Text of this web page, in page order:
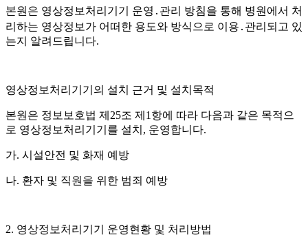
본원은 영상정보처리기기 운영․관리 방침을 통해 병원에서 처
리하는 영상정보가 어떠한 용도와 방식으로 이용․관리되고 있
는지 알려드립니다.
영상정보처리기기의 설치 근거 및 설치목적
본원은 정보보호법 제 25조 제 1 항에 따라 다음과 같은 목적으
로 영상정보처리기기를 설치 , 운영합니다.
가. 시설안전 및 화재 예방
나. 환자 및 직원을 위한 범죄 예방
2. 영상정보처리기기 운영현황 및 처리방법